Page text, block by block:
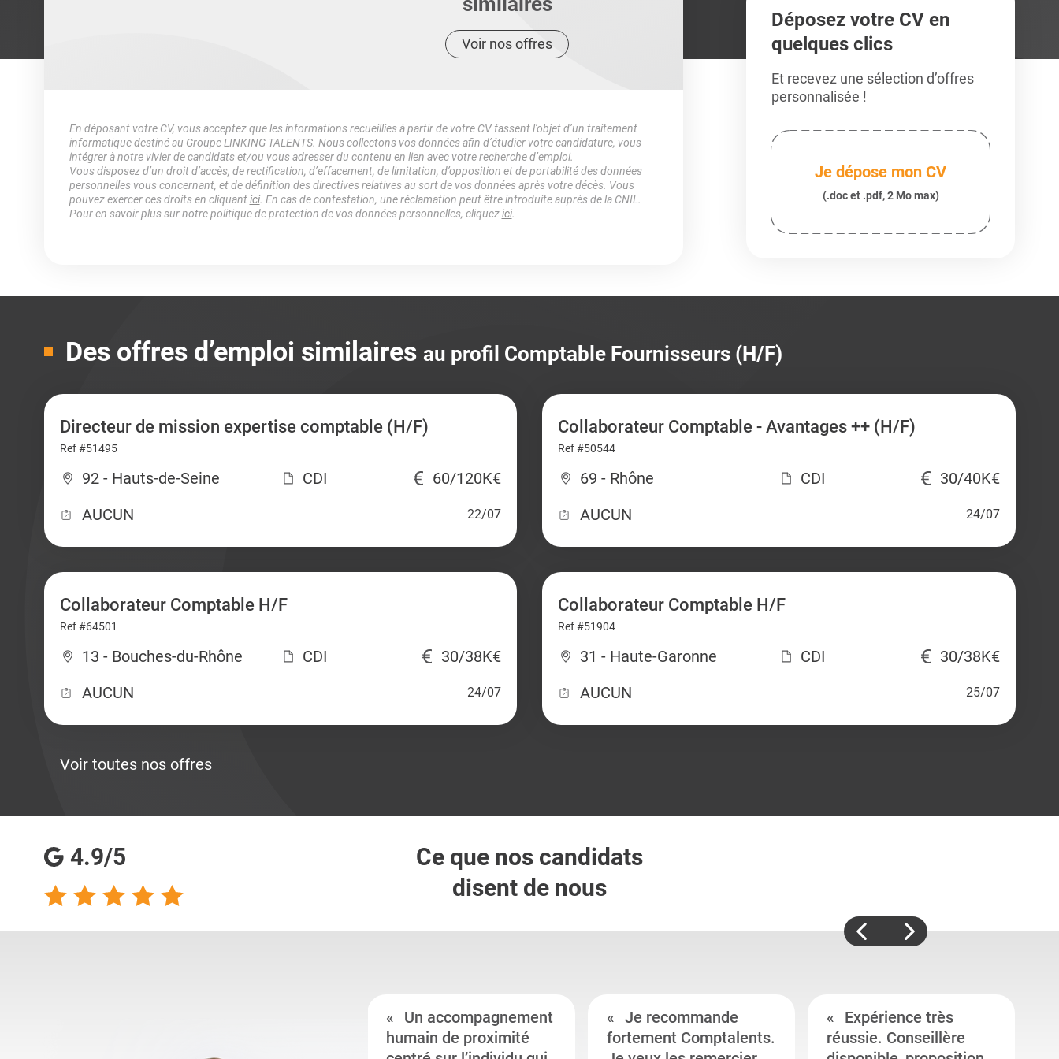
Voir nos offres
En déposant votre CV, vous acceptez que les informations recueillies à partir de votre CV fassent l’objet d’un traitement
informatique destiné au Groupe LINKING TALENTS. Nous collectons vos données afin d’étudier votre candidature, vous
intégrer à notre vivier de candidats et/ou vous adresser du contenu en lien avec votre recherche d’emploi.
Vous disposez d’un droit d’accès, de rectification, d’effacement, de limitation, d’opposition et de portabilité des données
personnelles vous concernant, et de définition des directives relatives au sort de vos données après votre décès. Vous
pouvez exercer ces droits en cliquantici. En cas de contestation, une réclamation peut être introduite auprès de la CNIL.
Pour en savoir plus sur notre politique de protection de vos données personnelles, cliquezici.
Déposez votre CV en
quelques clics
Et recevez une sélection d’offres
personnalisée !
Je dépose mon CV
(.doc et .pdf, 2 Mo max)
Des offres d’emploi similaires au profil Comptable Fournisseurs (H/F)
Directeur de mission expertise comptable (H/F)
Ref #51495
92 - Hauts-de-Seine CDI
60/120K€
AUCUN
22/07
Collaborateur Comptable - Avantages ++ (H/F)
Ref #50544
69 - Rhône CDI
30/40K€
AUCUN
24/07
Collaborateur Comptable H/F
Ref #64501
13 - Bouches-du-Rhône CDI
30/38K€
AUCUN
24/07
Collaborateur Comptable H/F
Ref #51904
31 - Haute-Garonne CDI
30/38K€
AUCUN
25/07
Voir toutes nos offres
4.9/5
Ce que nos candidats
disent de nous
Un accompagnement
humain de proximité
Je recommande
fortement Comptalents.
Expérience très
réussie. Conseillère